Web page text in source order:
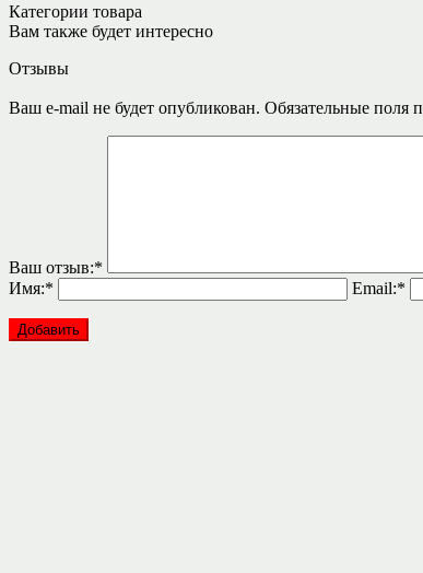
Категории товара
Вам также будет интересно
Отзывы
Ваш e-mail не будет опубликован. Обязательные поля
Ваш отзыв:*
Имя:* Email:*